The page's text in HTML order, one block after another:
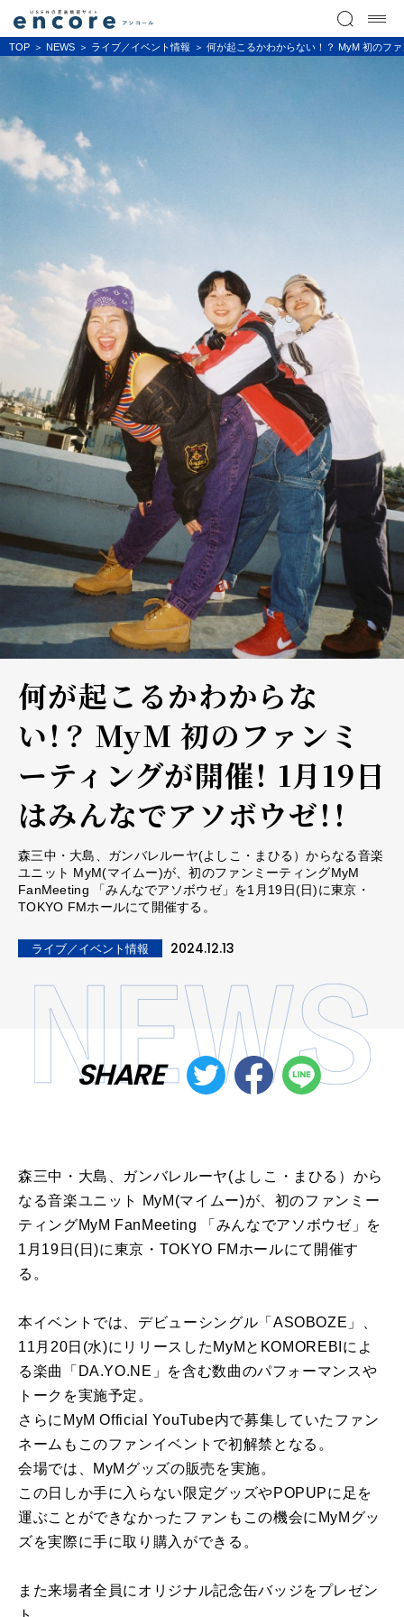
TOP NEWS ライブ／イベント情報 何が起こるかわからない！？ MyM 初のフ
何が起こるかわからな
い！？ MyM 初のファンミ
ーティングが開催！ 1月19日
はみんなでアソボウゼ！！
森三中・大島、ガンバレルーヤ(よしこ・まひる）からなる音楽
ユニット MyM(マイムー)が、初のファンミーティングMyM
FanMeeting 「みんなでアソボウゼ」を1月19日(日)に東京・
TOKYO FMホールにて開催する。
ライブ／イベント情報 2024.12.13
SHARE
森三中・大島、ガンバレルーヤ(よしこ・まひる）から
なる音楽ユニット MyM(マイムー)が、初のファンミー
ティングMyM FanMeeting 「みんなでアソボウゼ」を
1月19日(日)に東京・TOKYO FMホールにて開催す
る。
本イベントでは、デビューシングル「ASOBOZE」、
11月20日(水)にリリースしたMyMとKOMOREBIによ
る楽曲「DA.YO.NE」を含む数曲のパフォーマンスや
トークを実施予定。
さらにMyM Official YouTube内で募集していたファン
ネームもこのファンイベントで初解禁となる。
会場では、MyMグッズの販売を実施。
この日しか手に入らない限定グッズやPOPUPに足を
運ぶことができなかったファンもこの機会にMyMグッ
ズを実際に手に取り購入ができる。
また来場者全員にオリジナル記念缶バッジをプレゼン